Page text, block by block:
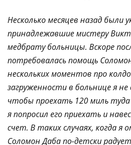
Несколько месяцев назад были
принадлежавшие мистеру
медбрату больницы. Вскоре
потребовалась помощь
нескольких моментов про
загруженности в больнице я
чтобы проехать 120 миль
я попросил его приехать и
счет. В таких случаях, когда я
Соломон Даба по-детски